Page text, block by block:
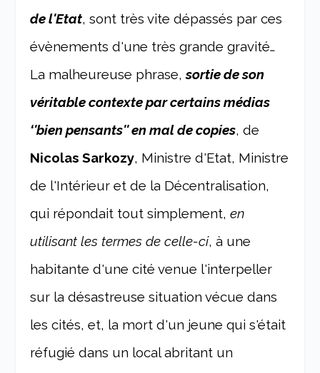
de l'Etat, sont très vite dépassés par ces
évènements d'une très grande gravité…
La malheureuse phrase,sortie de son
véritable contexte par certains médias
‘'bien pensants'' en mal de copies, de
Nicolas Sarkozy, Ministre d'Etat, Ministre
de l'Intérieur et de la Décentralisation,
qui répondait tout simplement,en
utilisant les termes de celle-ci, à une
habitante d'une cité venue l'interpeller
sur la désastreuse situation vécue dans
les cités, et, la mort d'un jeune qui s'était
réfugié dans un local abritant un